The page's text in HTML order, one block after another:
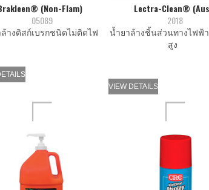
(Non-Flam)
05089
างดิสก์เบรกชนิดไม่ติดไฟ
Lectra-Clean®
2018
นํ้ายาล้างชิ้นส่วนทางไฟฟ้
สูง
VIEW DETAILS